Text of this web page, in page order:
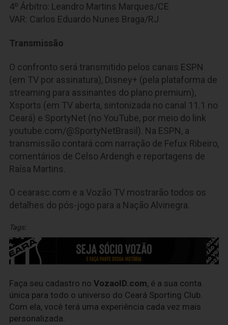
4º Árbitro: Leandro Martins Marques/CE
VAR: Carlos Eduardo Nunes Braga/RJ
Transmissão
O confronto será transmitido pelos canais ESPN
(em TV por assinatura), Disney+ (pela plataforma de
streaming para assinantes do plano premium),
Xsports (em TV aberta, sintonizada no canal 11.1 no
Ceará) e SportyNet (no YouTube, por meio do link
youtube.com/@SportyNetBrasil). Na ESPN, a
transmissão contará com narração de Fefux Ribeiro,
comentários de Celso Ardengh e reportagens de
Raísa Martins.
O cearasc.com e a Vozão TV mostrarão todos os
detalhes do pós-jogo para a Nação Alvinegra.
Tags:
Faça seu cadastro no VozaoID.com, é a sua conta
única para todo o universo do Ceará Sporting Club.
Com ela, você terá uma experiência cada vez mais
personalizada.